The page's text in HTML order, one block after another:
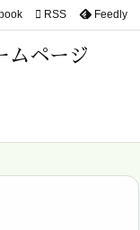
ムページ

前へ

 RSS Feedly